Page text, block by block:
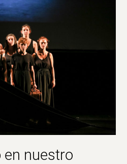
nuestro